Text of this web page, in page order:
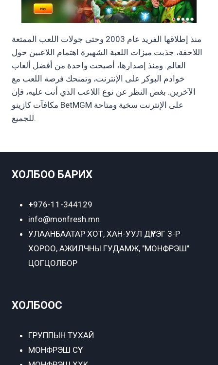
منذ إطلاقها الفريد عام 2003 وحتى جولات اللعب الممتعة
اللاحقة، جذبت ميزات اللعبة الشهيرة اهتمام اللاعبين حول
العالم. ومنذ إصدارها، أصبحت واحدة من أفضل ألعاب
خوادم البوكر على الإنترنت، وتمنحك فرصة اللعب مع
الآخرين. بغض النظر عن نوع اللاعب الذي أنت عليه، فإن
مكافآت كازينو BetMGM على الإنترنت سخية ومتاحة
للجميع.
ХОЛБОО БАРИХ
+976-11-344129
info@monfresh.mn
УЛААНБААТАР ХОТ, ХАН-УУЛ ДҮҮРЭГ 3-Р
ХОРОО, АЖИЛЧНЫ ГУДАМЖ, "МОНФРЭШ"
ЦОГЦОЛБОР
ХОЛБООС
ГРУППЫН ТУХАЙ
МОНФРЭШ СҮҮ